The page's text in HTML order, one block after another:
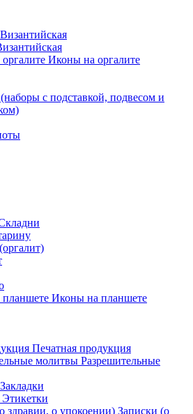
Иконы на оргалите
с подставкой, подвесом и
Иконы на планшете
Печатная продукция
Разрешительные
Закладки
Этикетки
Записки (о